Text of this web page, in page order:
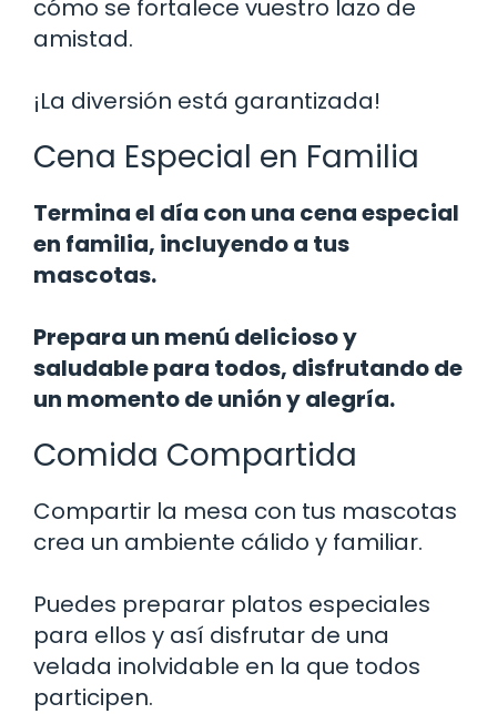
cómo se fortalece vuestro lazo de
amistad.
¡La diversión está garantizada!
Cena Especial en Familia
Termina el día con una cena especial
en familia, incluyendo a tus
mascotas.
Prepara un menú delicioso y
saludable para todos, disfrutando de
un momento de unión y alegría.
Comida Compartida
Compartir la mesa con tus mascotas
crea un ambiente cálido y familiar.
Puedes preparar platos especiales
para ellos y así disfrutar de una
velada inolvidable en la que todos
participen.